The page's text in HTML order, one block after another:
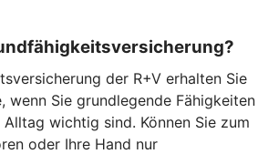
der R+V erhalten Sie
wenn Sie grundlegende Fähigkeiten
wichtig sind. Können Sie zum
oder Ihre Hand nur